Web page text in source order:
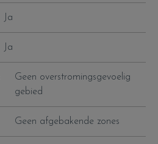
Ja
Ja
Geen overstromingsgevoelig
gebied
Geen afgebakende zones